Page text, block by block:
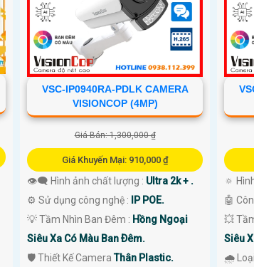
VSC-IP0940RA-PDLK CAMERA
VISIONCOP (4MP)
Giá Bán: 1,300,000 ₫
Giá Khuyến Mại: 910,000 ₫
👁️‍🗨 Hình ảnh chất lượng : Ultra 2k + .
⚙ Sử dụng công nghệ :
IP POE.
💡 Tầm Nhìn Ban Đêm : Hồng Ngoại
Siêu Xa Có Màu Ban Ðêm.
🛡 Thiết Kế CameraThân Plastic.
🔅
🤖️
💥
Siêu
🌧️